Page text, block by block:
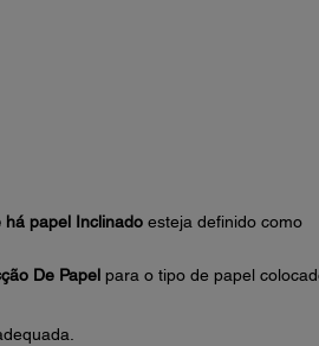
há papel Inclinadoesteja definido como
De Papelpara o tipo de papel